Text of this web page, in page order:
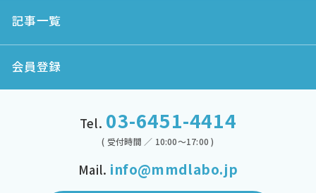
記事一覧
会員登録
Tel. 03-6451-4414
( 受付時間 ／ 10:00～17:00 )
Mail. info@mmdlabo.jp